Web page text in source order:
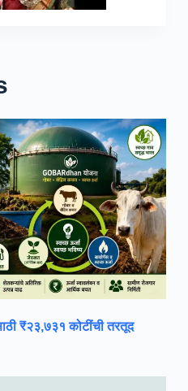
₹२३,७३१ कोटींची तरतूद